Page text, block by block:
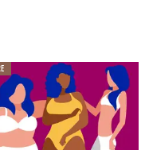
持つ時代を切り取る力
ら目が離せない。
Fashion Becomes A Foodie
image: ©iStock.com / Georgijevic